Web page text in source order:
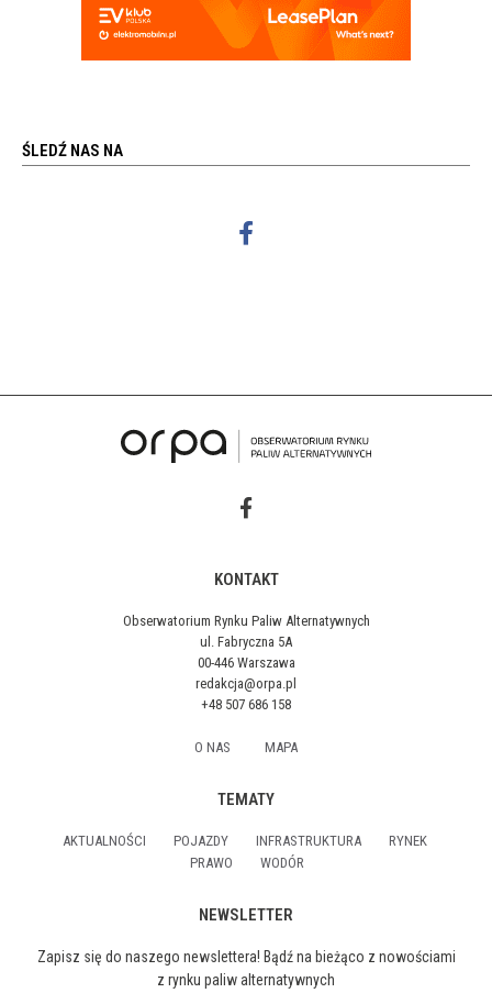
ŚLEDŹ NAS NA
KONTAKT
Obserwatorium Rynku Paliw Alternatywnych
ul. Fabryczna 5A
00-446 Warszawa
redakcja@orpa.pl
+48 507 686 158
O NAS MAPA
TEMATY
AKTUALNOŚCI POJAZDY INFRASTRUKTURA
RYNEK
PRAWO
WODÓR
NEWSLETTER
Zapisz się do naszego newslettera! Bądź na bieżąco z nowościami
z rynku paliw alternatywnych